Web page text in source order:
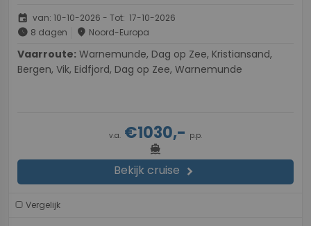
event van: 10-10-2026 - Tot: 17-10-2026
schedule 8 dagen place Noord-Europa
Vaarroute:
Bergen, Vik, Eidfjord, Dag op Zee, Warnemunde
v.a. €1030,- p.p.
directions_boat
Bekijk cruise chevron_right
Vergelijk